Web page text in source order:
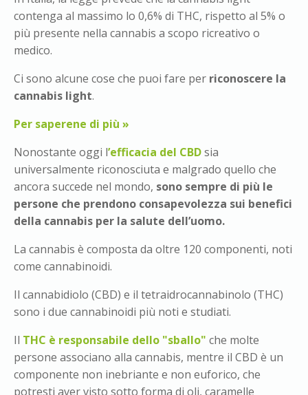
contenga al massimo lo 0,6% di THC, rispetto al 5% o
più presente nella cannabis a scopo ricreativo o
medico.
Ci sono alcune cose che puoi fare per riconoscere la
cannabis light.
Per saperene di più »
Nonostante oggi l’efficacia del CBDsia
universalmente riconosciuta e malgrado quello che
ancora succede nel mondo, sono sempre di più le
persone che prendono consapevolezza sui benefici
della cannabis per la salute dell’uomo.
La cannabis è composta da oltre 120 componenti, noti
come cannabinoidi.
Il cannabidiolo (CBD) e il tetraidrocannabinolo (THC)
sono i due cannabinoidi più noti e studiati.
Il THC è responsabile dello "sballo" che molte
persone associano alla cannabis, mentre il CBD è un
componente non inebriante e non euforico, che
potresti aver visto sotto forma di oli, caramelle